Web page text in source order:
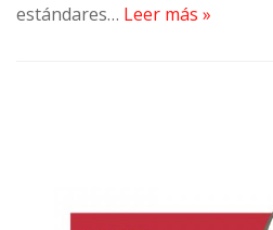
estándares… Leer más »